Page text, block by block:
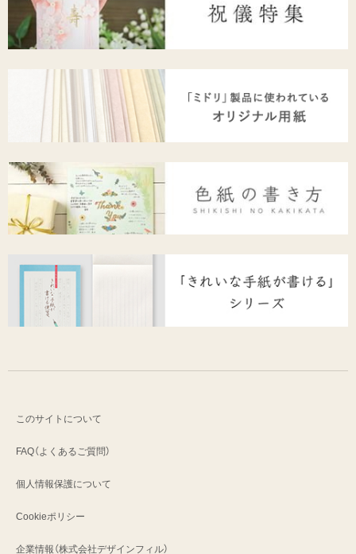
このサイトについて
FAQ（よくあるご質問）
個人情報保護について
Cookieポリシー
企業情報（株式会社デザインフィル）